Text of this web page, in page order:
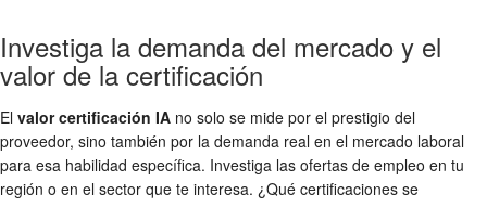
Investiga la demanda del mercado y el
valor de la certificación
El valor certificación IA no solo se mide por el prestigio del
proveedor, sino también por la demanda real en el mercado laboral
para esa habilidad específica. Investiga las ofertas de empleo en tu
región o en el sector que te interesa. ¿Qué certificaciones se